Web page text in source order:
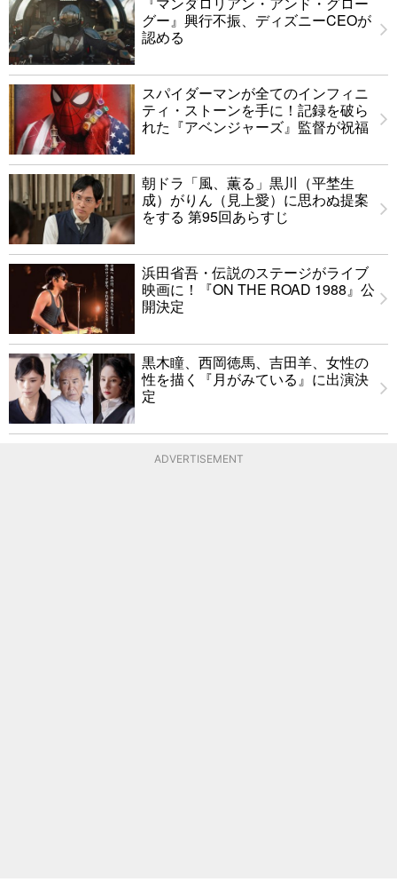
グー』興行不振、ディズニーCEOが
認める
スパイダーマンが全てのインフィニ
ティ・ストーンを手に！記録を破ら
れた『アベンジャーズ』監督が祝福
朝ドラ「風、薫る」黒川（平埜生
成）がりん（見上愛）に思わぬ提案
をする 第95回あらすじ
浜田省吾・伝説のステージがライブ
映画に！『ON THE ROAD 1988』公
開決定
黒木瞳、西岡徳馬、吉田羊、女性の
性を描く『月がみている』に出演決
定
ADVERTISEMENT